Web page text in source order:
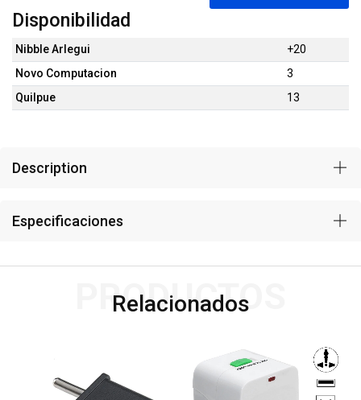
Disponibilidad
Nibble Arlegui
+20
Novo Computacion
3
Quilpue
13
Description
Especificaciones
Relacionados
PRODUCTOS